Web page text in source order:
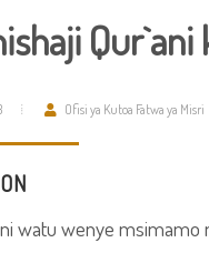
Ofisi ya Kutoa Fatwa ya Misri
watu wenye msimamo